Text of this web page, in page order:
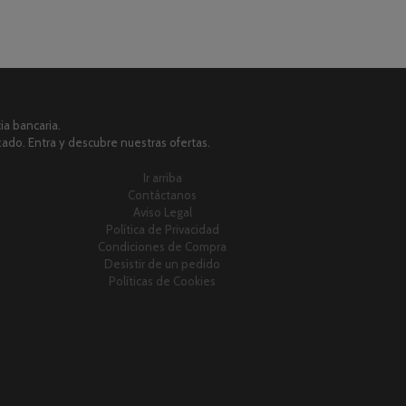
bancaria.
Entra y descubre nuestras ofertas.
Ir arriba
Contáctanos
Aviso Legal
Política de Privacidad
Condiciones de Compra
Desistir de un pedido
Políticas de Cookies